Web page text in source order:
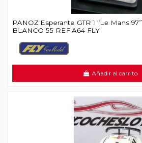
PANOZ Esperante GTR 1 “Le Mans 97”
BLANCO 55 REF.A64 FLY
Añadir al carrito